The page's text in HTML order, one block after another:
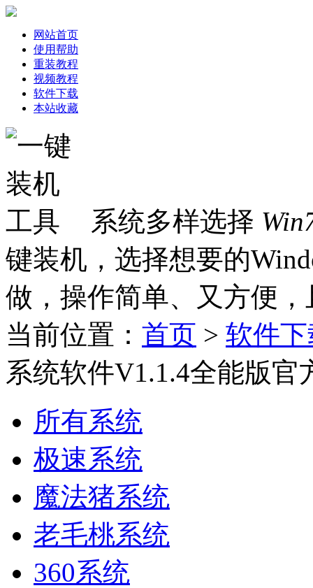
网站首页
使用帮助
重装教程
视频教程
软件下载
本站收藏
系统多样选择
键装机，选择想要的
做，操作简单、又方便
当前位置： 首页 > 软件
系统软件V1.1.4全能版官
所有系统
极速系统
魔法猪系统
老毛桃系统
360系统